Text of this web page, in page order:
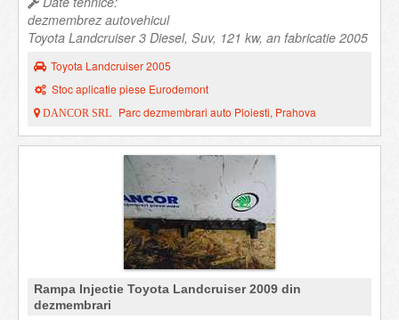
dezmembrez autovehicul
Toyota Landcruiser 3 Diesel, Suv, 121 kw, an fabricatie 2005
Toyota Landcruiser 2005
Stoc aplicatie piese Eurodemont
DANCOR SRL Parc dezmembrari auto Ploiesti, Prahova
Rampa Injectie Toyota Landcruiser 2009 din
dezmembrari